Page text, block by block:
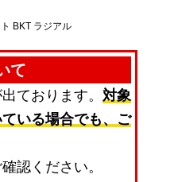
BKT ラジアル
て
ております。 対象
いる場合でも、ご
認ください。